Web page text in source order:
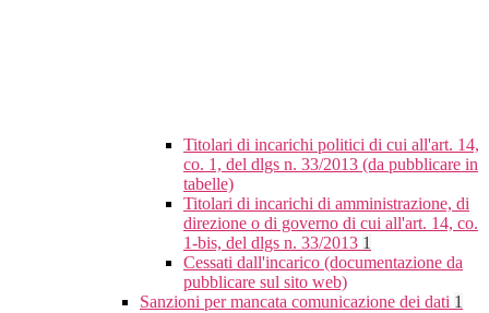
Titolari di incarichi politici di cui all'art. 14,
co. 1, del dlgs n. 33/2013 (da pubblicare in
tabelle)
Titolari di incarichi di amministrazione, di
direzione o di governo di cui all'art. 14, co.
1-bis, del dlgs n. 33/2013 1
Cessati dall'incarico (documentazione da
pubblicare sul sito web)
Sanzioni per mancata comunicazione dei dati 1